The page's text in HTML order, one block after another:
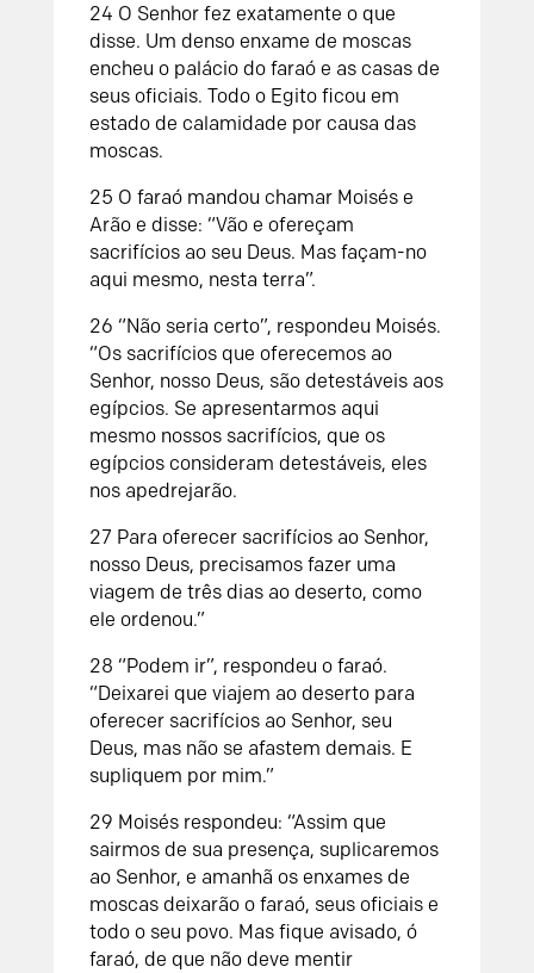
24 O Senhor fez exatamente o que
disse. Um denso enxame de moscas
encheu o palácio do faraó e as casas de
seus oficiais. Todo o Egito ficou em
estado de calamidade por causa das
moscas.
25 O faraó mandou chamar Moisés e
Arão e disse: “Vão e ofereçam
sacrifícios ao seu Deus. Mas façam-no
aqui mesmo, nesta terra”.
26 “Não seria certo”, respondeu Moisés.
“Os sacrifícios que oferecemos ao
Senhor, nosso Deus, são detestáveis aos
egípcios. Se apresentarmos aqui
mesmo nossos sacrifícios, que os
egípcios consideram detestáveis, eles
nos apedrejarão.
27 Para oferecer sacrifícios ao Senhor,
nosso Deus, precisamos fazer uma
viagem de três dias ao deserto, como
ele ordenou.”
28 “Podem ir”, respondeu o faraó.
“Deixarei que viajem ao deserto para
oferecer sacrifícios ao Senhor, seu
Deus, mas não se afastem demais. E
supliquem por mim.”
29 Moisés respondeu: “Assim que
sairmos de sua presença, suplicaremos
ao Senhor, e amanhã os enxames de
moscas deixarão o faraó, seus oficiais e
todo o seu povo. Mas fique avisado, ó
faraó, de que não deve mentir